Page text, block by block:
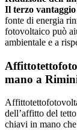
Il terzo
fonte di energia
fotovoltaico può
ambientale e a
mano a
dell’affitto del
chiavi in mano